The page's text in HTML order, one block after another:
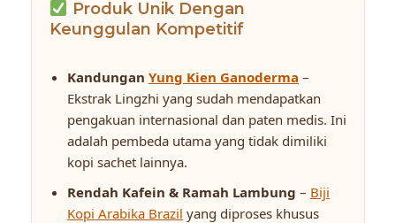
Produk Unik Dengan
Keunggulan Kompetitif
Kandungan Yung Kien Ganoderma –
Ekstrak Lingzhi yang sudah mendapatkan
pengakuan internasional dan paten medis. Ini
adalah pembeda utama yang tidak dimiliki
kopi sachet lainnya.
Rendah Kafein & Ramah Lambung – Biji
Kopi Arabika Brazil yang diproses khusus